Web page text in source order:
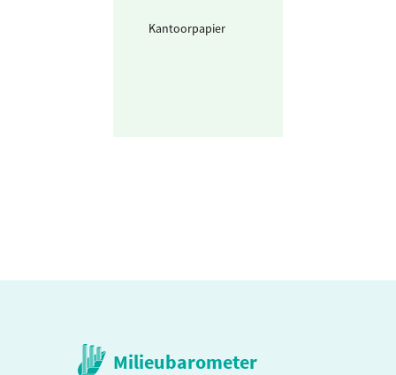
Kantoorpapier
Milieubarometer